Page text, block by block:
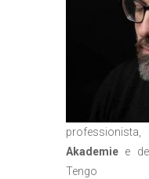
Akademie e
Tengo